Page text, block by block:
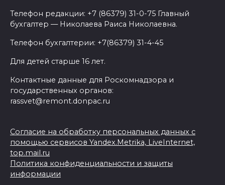
Телефон редакции: +7 (86379) 31-0-75 Главный
бухгалтер — Николаева Раиса Николаевна.
Телефон бухгалтерии: +7(86379) 31-4-45
Для детей старше 16 лет.
Контактные данные для Роскомнадзора и
государственных органов:
rassvet@remont.donpac.ru
Согласие на обработку персональных данных с
помощью сервисов Yandex.Metrika, LiveInternet,
top.mail.ru
Политика конфиденциальности и защиты
информации